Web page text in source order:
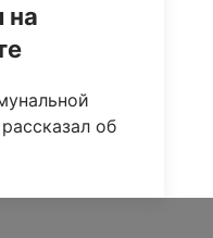
на
об